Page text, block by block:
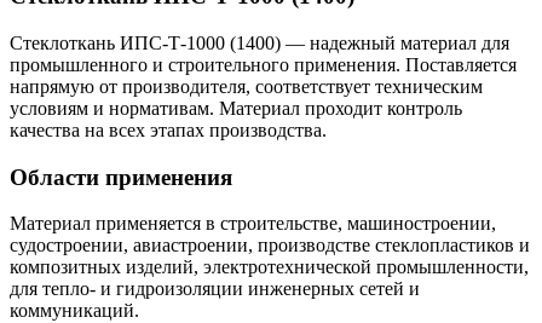
Стеклоткань ИПС-Т-1000 (1400) — надежный материал для
промышленного и строительного применения. Поставляется
напрямую от производителя, соответствует техническим
условиям и нормативам. Материал проходит контроль
качества на всех этапах производства.
Области применения
Материал применяется в строительстве, машиностроении,
судостроении, авиастроении, производстве стеклопластиков и
композитных изделий, электротехнической промышленности,
для тепло- и гидроизоляции инженерных сетей и
коммуникаций.